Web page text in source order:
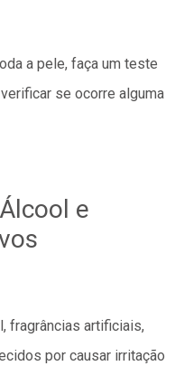
a pele, faça um teste
se ocorre alguma
e
fragrâncias artificiais,
por causar irritação